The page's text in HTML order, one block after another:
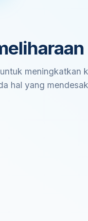
meningkatkan
hal yang